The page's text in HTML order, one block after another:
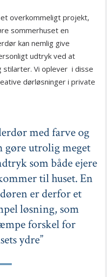
overkommeligt projekt,
sommerhuset en
kan nemlig give
udtryk ved at
Vi oplever i disse
dørløsninger i private
med farve og
utrolig meget
som både ejere
til huset. En
er derfor et
løsning, som
forskel for
ydre”